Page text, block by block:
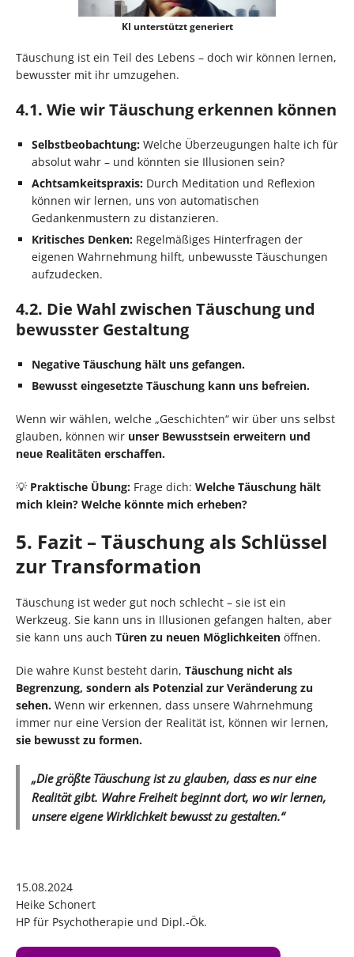
KI unterstützt generiert
Täuschung ist ein Teil des Lebens – doch wir können lernen,
bewusster mit ihr umzugehen.
4.1. Wie wir Täuschung erkennen können
Selbstbeobachtung: Welche Überzeugungen halte ich für
absolut wahr – und könnten sie Illusionen sein?
Achtsamkeitspraxis: Durch Meditation und Reflexion
können wir lernen, uns von automatischen
Gedankenmustern zu distanzieren.
Kritisches Denken: Regelmäßiges Hinterfragen der
eigenen Wahrnehmung hilft, unbewusste Täuschungen
aufzudecken.
4.2. Die Wahl zwischen Täuschung und
bewusster Gestaltung
Negative Täuschung hält uns gefangen.
Bewusst eingesetzte Täuschung kann uns befreien.
Wenn wir wählen, welche „Geschichten“ wir über uns selbst
glauben, können wir unser Bewusstsein erweitern und
neue Realitäten erschaffen.
💡 Praktische Übung: Frage dich: Welche Täuschung hält
mich klein? Welche könnte mich erheben?
5. Fazit – Täuschung als Schlüssel
zur Transformation
Täuschung ist weder gut noch schlecht – sie ist ein
Werkzeug. Sie kann uns in Illusionen gefangen halten, aber
sie kann uns auch Türen zu neuen Möglichkeiten öffnen.
Die wahre Kunst besteht darin, Täuschung nicht als
Begrenzung, sondern als Potenzial zur Veränderung zu
sehen. Wenn wir erkennen, dass unsere Wahrnehmung
immer nur eine Version der Realität ist, können wir lernen,
sie bewusst zu formen.
„Die größte Täuschung ist zu glauben, dass es nur eine
Realität gibt. Wahre Freiheit beginnt dort, wo wir lernen,
unsere eigene Wirklichkeit bewusst zu gestalten.“
15.08.2024
Heike Schonert
HP für Psychotherapie und Dipl.-Ök.